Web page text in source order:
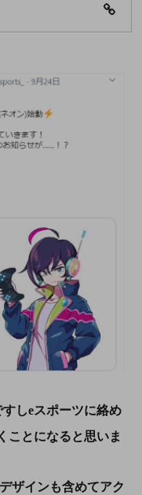
しeスポーツに絡め
ことになると思いま
ザインも含めてアク